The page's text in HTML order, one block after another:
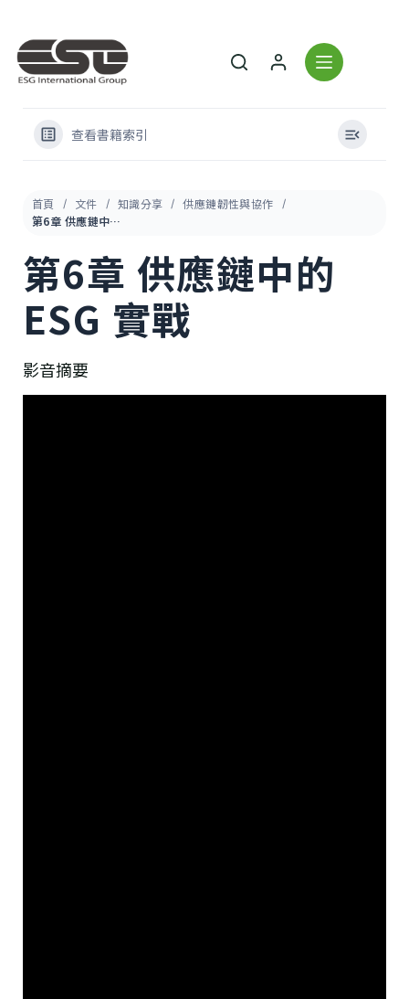
查看書籍索引
首頁 文件 知識分享
供應鏈韌性與協作
第6章 供應鏈中的 ESG 實戰
第6章 供應鏈中的
ESG 實戰
影音摘要